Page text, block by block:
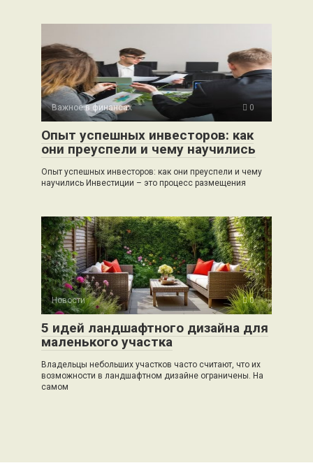
Важное в финансах 0
Опыт успешных инвесторов: как
они преуспели и чему научились
Опыт успешных инвесторов: как они преуспели и чему
научились Инвестиции – это процесс размещения
Новости 0
5 идей ландшафтного дизайна для
маленького участка
Владельцы небольших участков часто считают, что их
возможности в ландшафтном дизайне ограничены. На
самом